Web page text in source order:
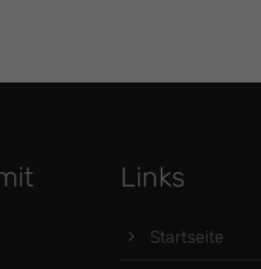
Links
Startseite